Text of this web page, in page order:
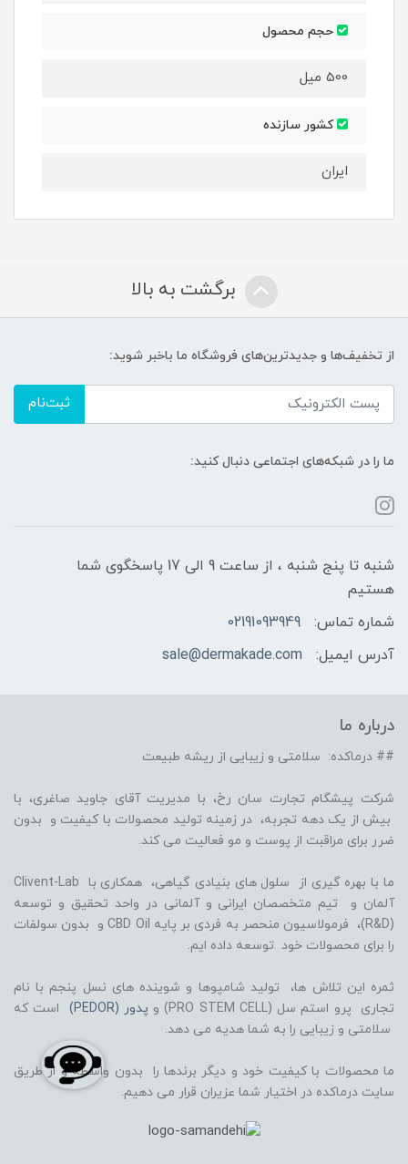
حجم محصول
500 میل
کشور سازنده
ایران
برگشت به بالا
از تخفیف‌ها و جدیدترین‌های فروشگاه ما باخبر شوید:
ثبت‌نام
ما را در شبکه‌های اجتماعی دنبال کنید:
شنبه تا پنج شنبه ، از ساعت 9 الی 17 پاسخگوی شما
هستیم
شماره تماس:
02191093949
آدرس ایمیل:
sale@dermakade.com
درباره ما
## درماکده: سلامتی و زیبایی از ریشه طبیعت
شرکت پیشگام تجارت سان رخ، با مدیریت آقای جاوید صاغری، با
بیش از یک دهه تجربه، در زمینه تولید محصولات با کیفیت و بدون
ضرر برای مراقبت از پوست و مو فعالیت می کند.
ما با بهره گیری از سلول های بنیادی گیاهی، همکاری با Clivent-Lab
آلمان و تیم متخصصان ایرانی و آلمانی در واحد تحقیق و توسعه
(R&D)، فرمولاسیون منحصر به فردی بر پایه CBD Oil و بدون سولفات
را برای محصولات خود توسعه داده ایم.
ثمره این تلاش ها، تولید شامپوها و شوینده های نسل پنجم با نام
تجاری پرو استم سل (PRO STEM CELL) و
پدور (PEDOR)
است که
سلامتی و زیبایی را به شما هدیه می دهد.
ما محصولات با کیفیت خود و دیگر برندها را بدون واسطه و از طریق
سایت درماکده در اختیار شما عزیران قرار می دهیم.